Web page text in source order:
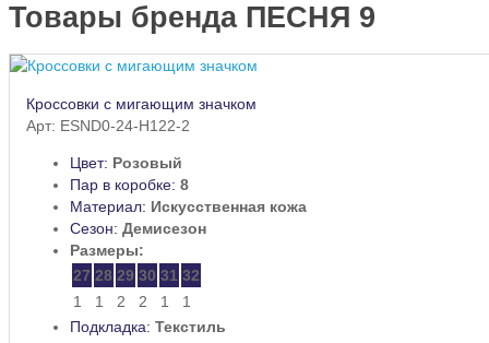
Товары бренда ПЕСНЯ 9
Кроссовки с мигающим значком
Арт: ESND0-24-H122-2
Цвет: Розовый
Пар в коробке: 8
Материал: Искусственная кожа
Сезон: Демисезон
Размеры:
27 28 29 30 31 32
1
1 2 2 1
1
Подкладка: Текстиль